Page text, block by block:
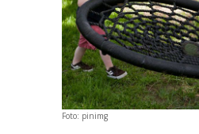
Foto: pinimg